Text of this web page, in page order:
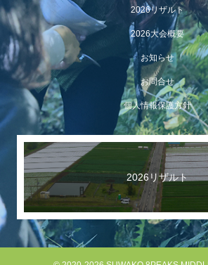
【イベント報告】Luminaオンラインガ
されました
2026リザルト
2026大会概要
お知らせ
お問合せ
個人情報保護方針
2026リザルト